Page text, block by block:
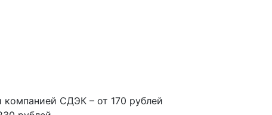
СДЭК – от 170 рублей